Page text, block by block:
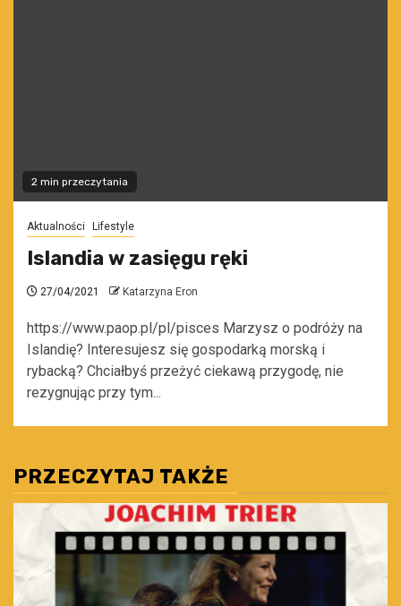
2 min przeczytania
Aktualności Lifestyle
Islandia w zasięgu ręki
27/04/2021 Katarzyna Eron
https://www.paop.pl/pl/pisces Marzysz o podróży na
Islandię? Interesujesz się gospodarką morską i
rybacką? Chciałbyś przeżyć ciekawą przygodę, nie
rezygnując przy tym...
PRZECZYTAJ TAKŻE